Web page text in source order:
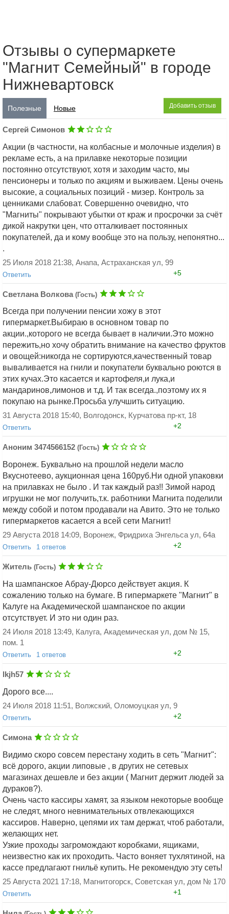
Отзывы о супермаркете
"Магнит Семейный" в городе
Нижневартовск
Добавить отзыв
Полезные Новые
Сергей Симонов
Акции (в частности, на колбасные и молочные изделия) в
рекламе есть, а на прилавке некоторые позиции
постоянно отсутствуют, хотя и заходим часто, мы
пенсионеры и только по акциям и выживаем. Цены очень
высокие, а социальных позиций - мизер. Контроль за
ценниками слабоват. Совершенно очевидно, что
"Магниты" покрывают убытки от краж и просрочки за счёт
дикой накрутки цен, что отталкивает постоянных
покупателей, да и кому вообще это на пользу, непонятно...
.
25 Июля 2018 21:38, Анапа, Астраханская ул, 99
Ответить +5
Добавить ответ
Светлана Волкова (Гость)
Всегда при получении пенсии хожу в этот
гипермаркет.Выбираю в основном товар по
акции.,которого не всегда бывает в наличии.Это можно
пережить,но хочу обратить внимание на качество фруктов
и овощей:никогда не сортируются,качественный товар
вываливается на гнили и покупатели буквально роются в
этих кучах.Это касается и картофеля,и лука,и
мандаринов,лимонов и т.д. И так всегда.,поэтому их я
покупаю на рынке.Просьба улучшить ситуацию.
31 Августа 2018 15:40, Волгодонск, Курчатова пр-кт, 18
Ответить +2
Добавить ответ
Аноним 3474566152 (Гость)
Воронеж. Буквально на прошлой недели масло
Вкуснотеево, аукционная цена 160руб.Ни одной упаковки
на прилавках не было . И так каждый раз!! Зимой народ
игрушки не мог получить,т.к. работники Магнита поделили
между собой и потом продавали на Авито. Это не только
гипермаркетов касается а всей сети Магнит!
29 Августа 2018 14:09, Воронеж, Фридриха Энгельса ул, 64а
Ответить 1 ответов +2
Аноним 5446478645
только в Воронеже. В Геленджике тоже
самое!
30 Декабря 2019 18:59, Геленджик
Ответить
Житель (Гость)
На шампанское Абрау-Дюрсо действует акция. К
сожалению только на бумаге. В гипермаркете "Магнит" в
Калуге на Академической шампанское по акции
отсутствует. И это ни один раз.
24 Июля 2018 13:49, Калуга, Академическая ул, дом № 15,
пом. 1
Ответить 1 ответов +2
21 Января 2020 21:38, Магнитогорск
+0
lkjh57
Дорого все....
24 Июля 2018 11:51, Волжский, Оломоуцкая ул, 9
Ответить +2
Добавить ответ
Симона
Видимо скоро совсем перестану ходить в сеть "Магнит":
всё дорого, акции липовые , в других не сетевых
магазинах дешевле и без акции ( Магнит держит людей за
дураков?).
Очень часто кассиры хамят, за языком некоторые вообще
не следят, много невнимательных отвлекающихся
кассиров. Наверно, цепями их там держат, чтоб работали,
желающих нет.
Узкие проходы загромождают коробками, ящиками,
неизвестно как их проходить. Часто воняет тухлятиной, на
кассе предлагают гнильё купить. Не рекомендую эту сеть!
25 Августа 2021 17:18, Магнитогорск, Советская ул, дом № 170
Ответить +1